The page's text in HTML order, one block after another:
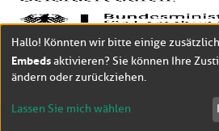
Hallo! Könnten wir bitte einige
Embedsaktivieren? Sie können Ihre
ändern oder zurückziehen.
Lassen Sie mich wählen